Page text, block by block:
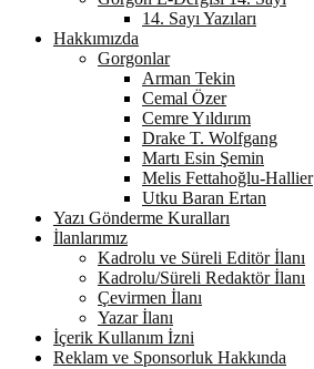
14. Sayı Yazıları
Hakkımızda
Gorgonlar
Arman Tekin
Cemal Özer
Cemre Yıldırım
Drake T. Wolfgang
Martı Esin Şemin
Melis Fettahoğlu-Hallier
Utku Baran Ertan
Yazı Gönderme Kuralları
İlanlarımız
Kadrolu ve Süreli Editör İlanı
Kadrolu/Süreli Redaktör İlanı
Çevirmen İlanı
Yazar İlanı
İçerik Kullanım İzni
Reklam ve Sponsorluk Hakkında